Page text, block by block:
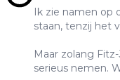
Ik zie namen op
staan, tenzij het
Maar zolang
serieus nemen.